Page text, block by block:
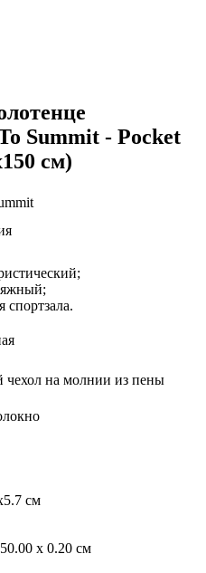
Summit - Pocket
см)
спортзала.
на молнии из пены
см
x 0.20 см